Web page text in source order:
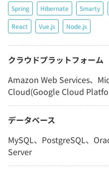
Spring Hibernate Smarty
React Vue.js Node.js
クラウドプラットフォーム
Amazon Web Services、
Cloud(Google Cloud
データベース
MySQL、PostgreSQL、
Server